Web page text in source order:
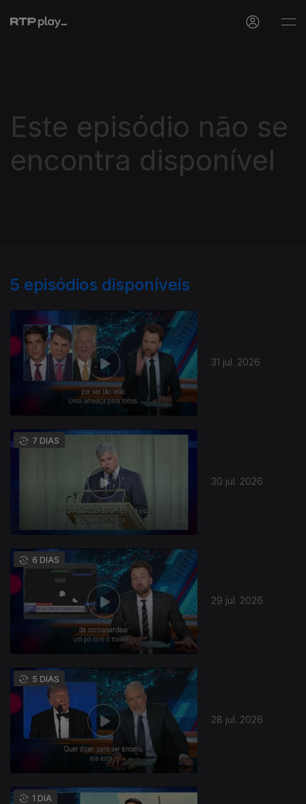
Este episódio não se
encontra disponível
5 episódios disponíveis
31 jul. 2026
7 DIAS
30 jul. 2026
6 DIAS
29 jul. 2026
5 DIAS
28 jul. 2026
1 DIA
944869